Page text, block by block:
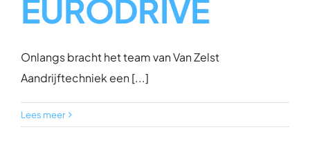
EURODRIVE
Onlangs bracht het team van Van Zelst
Aandrijftechniek een [...]
Lees meer